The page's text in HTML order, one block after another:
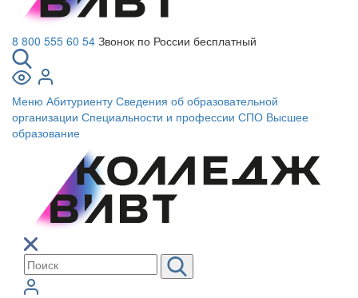
8 800 555 60 54 Звонок по России бесплатный
Меню Абитуриенту Сведения об образовательной
организации Специальности и профессии СПО Высшее
образование